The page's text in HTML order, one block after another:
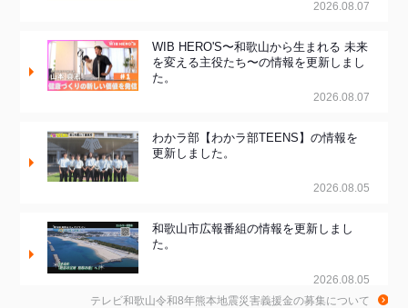
2026.08.07
WIB HERO'S〜和歌山から生まれる 未来
を変える主役たち〜の情報を更新しまし
た。
2026.08.07
わかラ部【わかラ部TEENS】の情報を
更新しました。
2026.08.05
和歌山市広報番組の情報を更新しまし
た。
2026.08.05
テレビ和歌山令和8年熊本地震災害義援金の募集について